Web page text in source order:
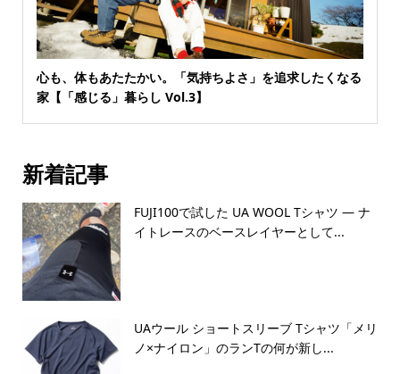
心も、体もあたたかい。「気持ちよさ」を追求したくなる
家【「感じる」暮らし Vol.3】
新着記事
FUJI100で試した UA WOOL Tシャツ — ナ
イトレースのベースレイヤーとして...
UAウール ショートスリーブ Tシャツ「メリ
ノ×ナイロン」のランTの何が新し...